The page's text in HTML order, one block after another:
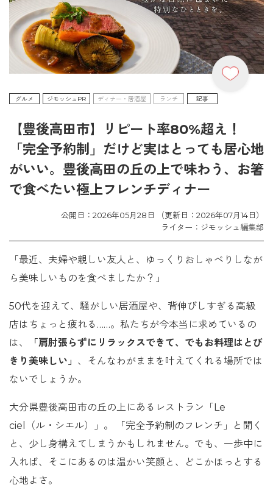
グルメ ジモッシュPR ディナー・居酒屋 ランチ 記事
【豊後高田市】リピート率80%超え！
「完全予約制」だけど実はとっても居心地
がいい。豊後高田の丘の上で味わう、お箸
で食べたい極上フレンチディナー
公開日：2026年05月28日 （更新日：2026年07月14日）
ライター：ジモッシュ編集部
「最近、夫婦や親しい友人と、ゆっくりおしゃべりしなが
ら美味しいものを食べましたか？」
50代を迎えて、騒がしい居酒屋や、背伸びしすぎる高級
店はちょっと疲れる……。私たちが今本当に求めているの
は、
「肩肘張らずにリラックスできて、でもお料理はとび
きり美味しい」 、そんなわがままを叶えてくれる場所では
ないでしょうか。
大分県豊後高田市の丘の上にあるレストラン「Le
ciel（ル・シエル）」。 「完全予約制のフレンチ」と聞く
と、少し身構えてしまうかもしれません。でも、一歩中に
入れば、そこにあるのは温かい笑顔と、どこかほっとする
心地よさ。